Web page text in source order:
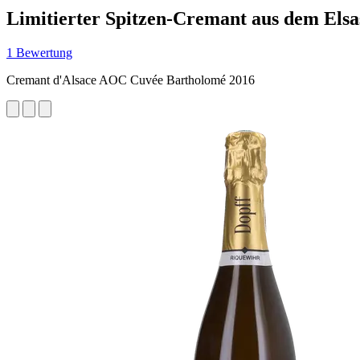
Limitierter Spitzen-Cremant aus dem
1 Bewertung
Cremant d'Alsace AOC Cuvée Bartholomé 2016